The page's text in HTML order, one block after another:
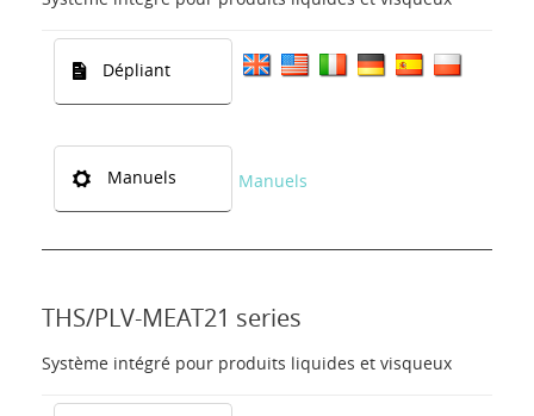
Dépliant
Manuels Manuels
THS/PLV-MEAT21 series
Système intégré pour produits liquides et visqueux